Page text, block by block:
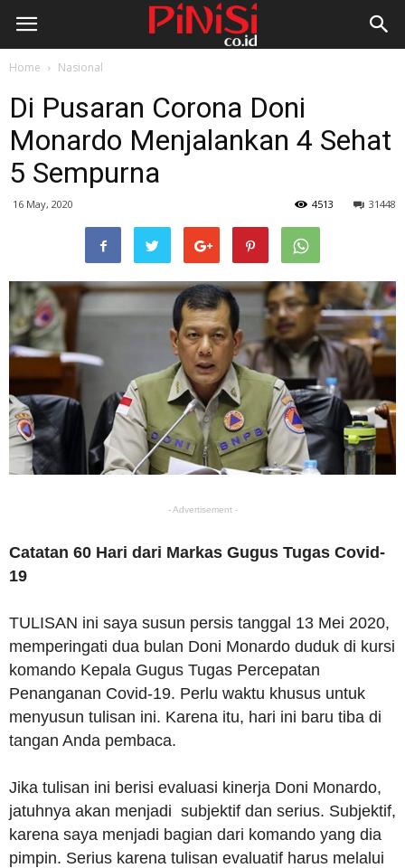
Home Nasional
Di Pusaran Corona Doni
Monardo Menjalankan 4 Sehat
5 Sempurna
16 May, 2020 31448
4513
- Advertisement -
Catatan 60 Hari dari Markas Gugus Tugas Covid-
19
TULISAN ini saya susun persis tanggal 13 Mei 2020,
memperingati dua bulan Doni Monardo duduk di kursi
komando Kepala Gugus Tugas Percepatan
Penanganan Covid-19. Perlu waktu khusus untuk
menyusun tulisan ini. Karena itu, hari ini baru tiba di
tangan Anda pembaca.
Jika tulisan ini berisi evaluasi kinerja Doni Monardo,
jatuhnya akan menjadi subjektif dan serius. Subjektif,
karena saya menjadi bagian dari komando yang dia
pimpin. Serius karena tulisan evaluatif harus melalui